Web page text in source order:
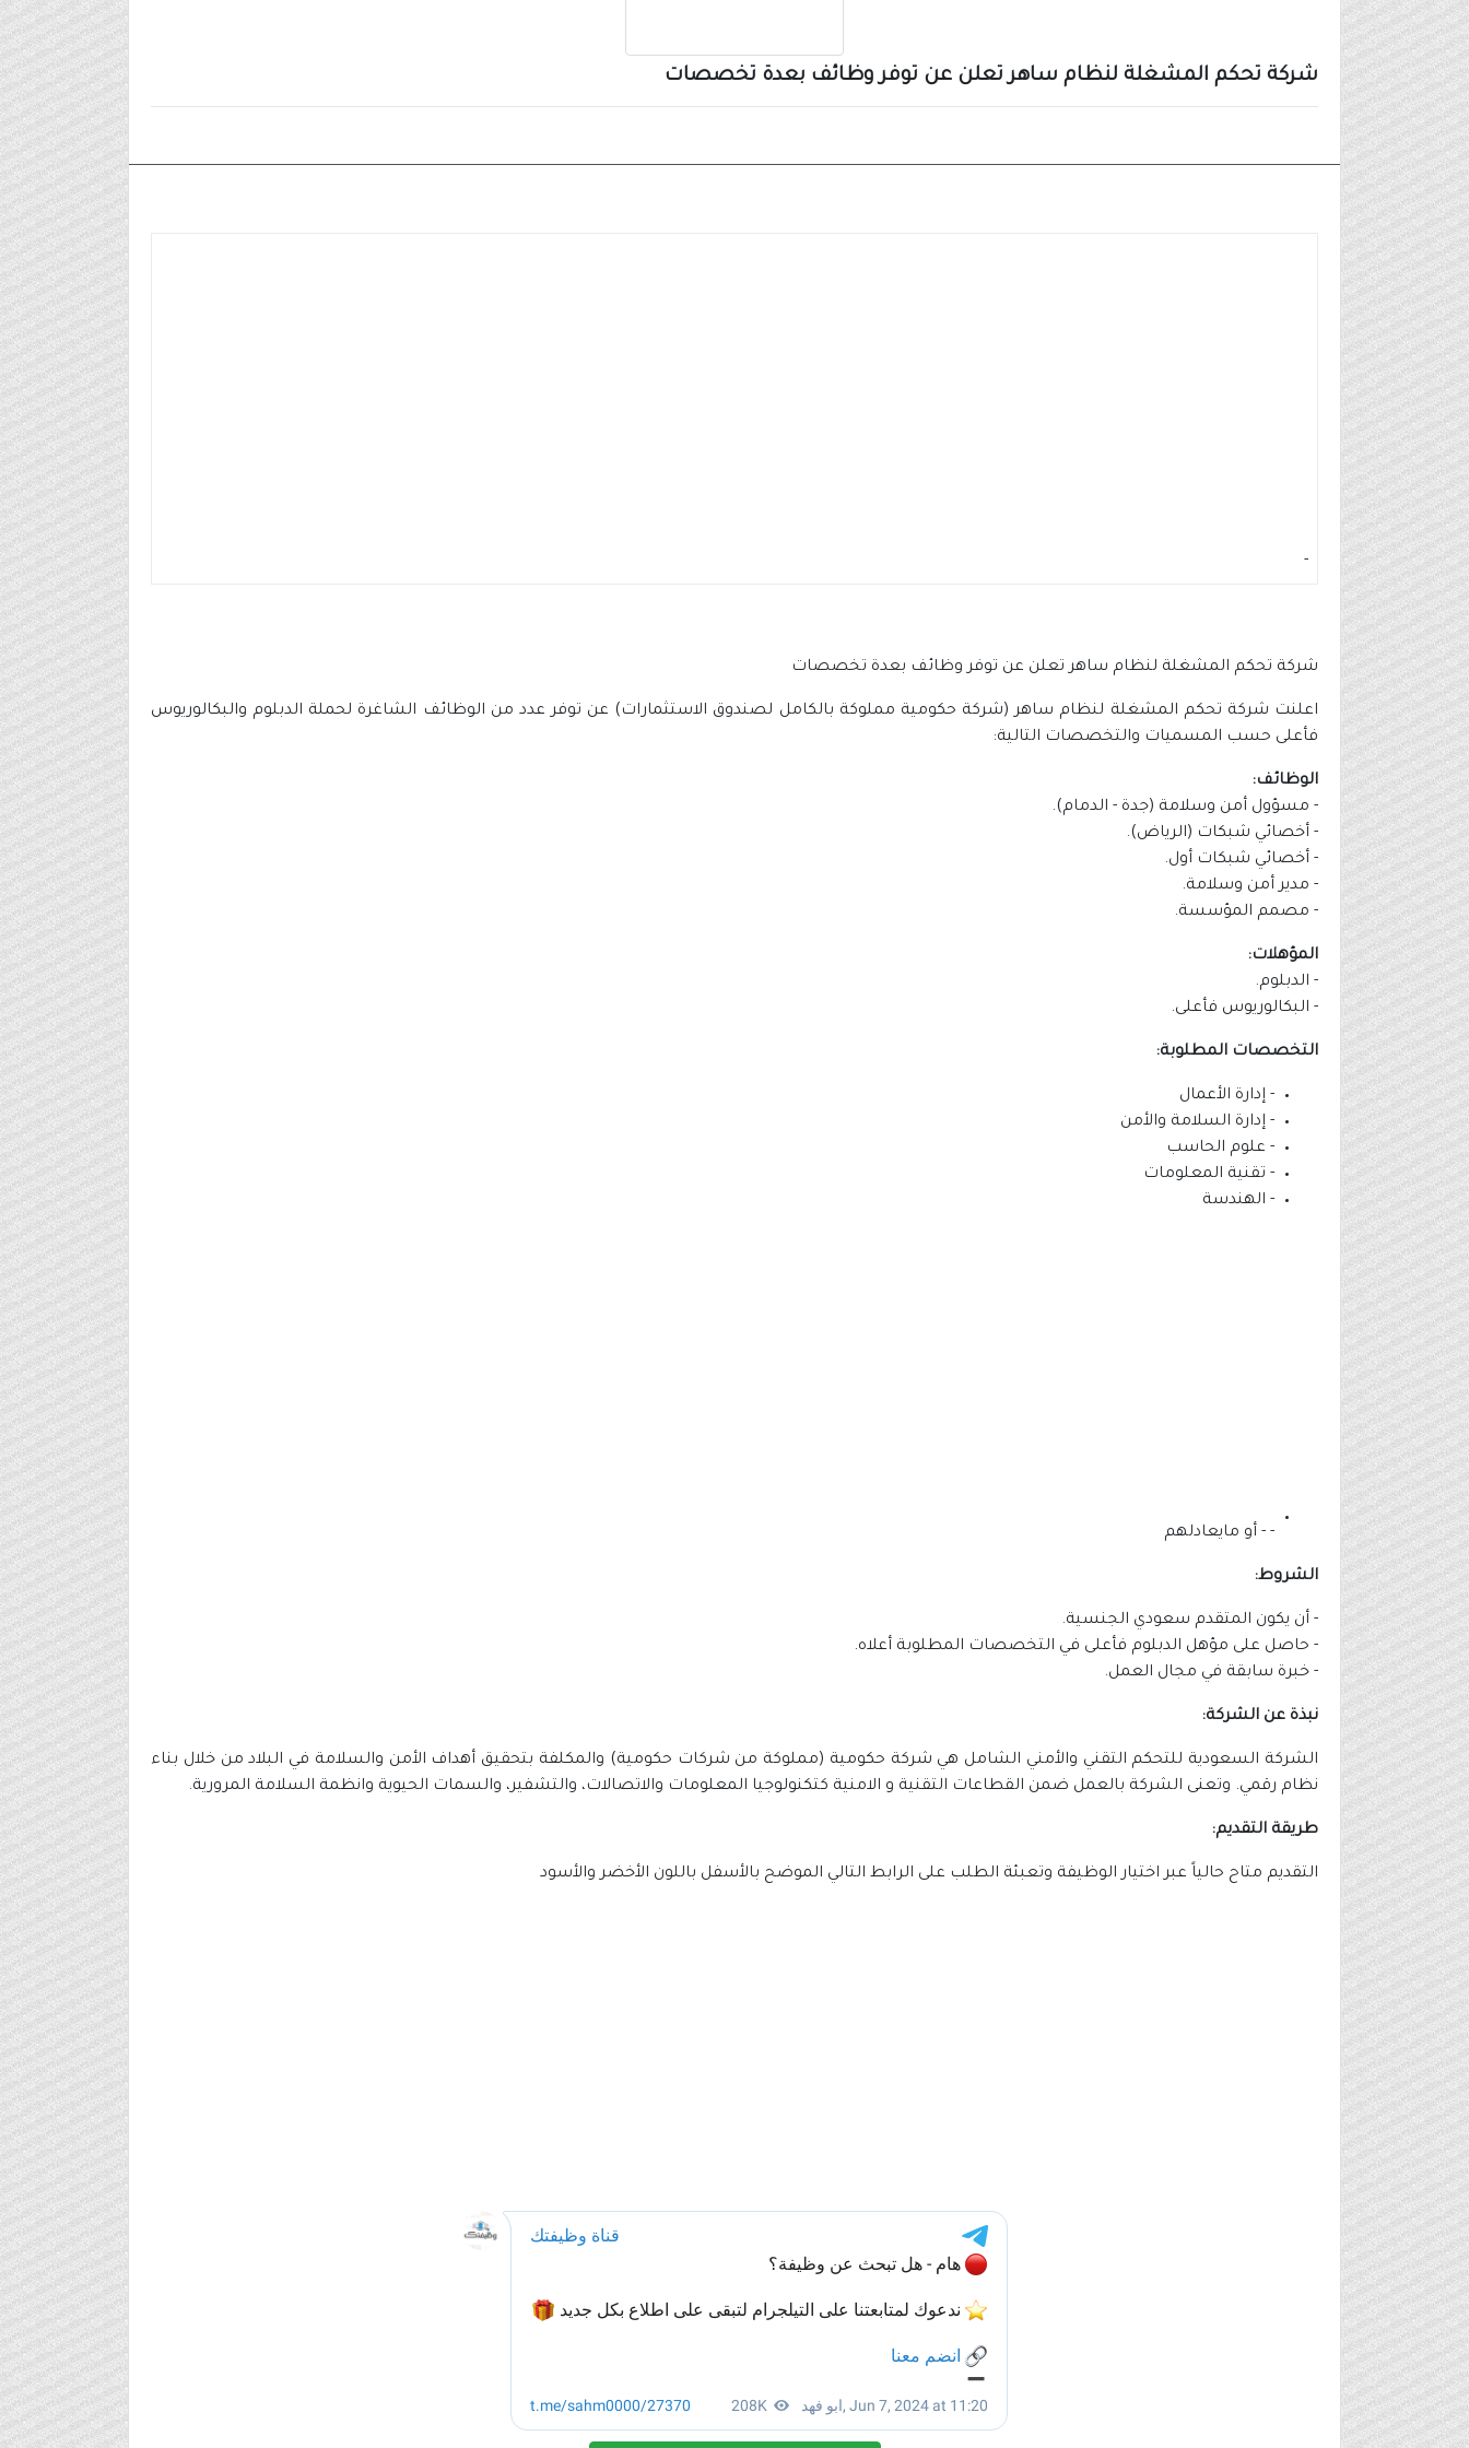
شركة تحكم المشغلة لنظام ساهر تعلن عن توفر وظائف بعدة تخصصات
-
شركة تحكم المشغلة لنظام ساهر تعلن عن توفر وظائف بعدة تخصصات
اعلنت شركة تحكم المشغلة لنظام ساهر (شركة حكومية مملوكة بالكامل لصندوق الاستثمارات) عن توفر عدد من الوظائف الشاغرة لحملة الدبلوم والبكالوريوس
فأعلى حسب المسميات والتخصصات التالية:
الوظائف:
- مسؤول أمن وسلامة (جدة - الدمام).
- أخصائي شبكات (الرياض).
- أخصائي شبكات أول.
- مدير أمن وسلامة.
- مصمم المؤسسة.
المؤهلات:
- الدبلوم.
- البكالوريوس فأعلى.
التخصصات المطلوبة:
- إدارة الأعمال
- إدارة السلامة والأمن
- علوم الحاسب
- تقنية المعلومات
- الهندسة
- - أو مايعادلهم
الشروط:
- أن يكون المتقدم سعودي الجنسية.
- حاصل على مؤهل الدبلوم فأعلى في التخصصات المطلوبة أعلاه.
- خبرة سابقة في مجال العمل.
نبذة عن الشركة:
الشركة السعودية للتحكم التقني والأمني الشامل هي شركة حكومية (مملوكة من شركات حكومية) والمكلفة بتحقيق أهداف الأمن والسلامة في البلاد من خلال بناء
نظام رقمي. وتعنى الشركة بالعمل ضمن القطاعات التقنية و الامنية كتكنولوجيا المعلومات والاتصالات، والتشفير، والسمات الحيوية وانظمة السلامة المرورية.
طريقة التقديم:
التقديم متاح حالياً عبر اختيار الوظيفة وتعبئة الطلب على الرابط التالي الموضح بالأسفل باللون الأخضر والأسود